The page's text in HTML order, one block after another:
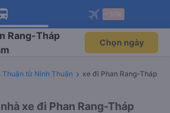
app Vexere ngay!
ưu đãi thành viên độc
Mở app
Vexere
khi đặt vé máy bay qua
Mở app
Rang-Tháp
Chọn ngày
Thuận từ Ninh Thuận
xe đi Phan Rang-Tháp
xe đi Phan Rang-Tháp